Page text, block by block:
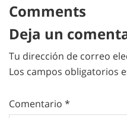
Comments
Deja un
Tu dirección de correo
Los campos obligatorios
Comentario *